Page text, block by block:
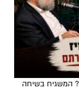
המשגיח בשיחה